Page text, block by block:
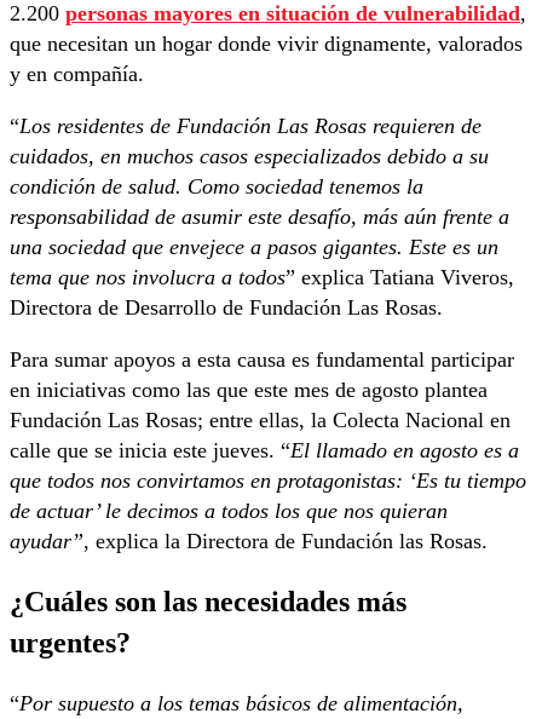
2.200 personas mayores en situación de vulnerabilidad,
que necesitan un hogar donde vivir dignamente, valorados
y en compañía.
“Los residentes de Fundación Las Rosas requieren de
cuidados, en muchos casos especializados debido a su
condición de salud. Como sociedad tenemos la
responsabilidad de asumir este desafío, más aún frente a
una sociedad que envejece a pasos gigantes. Este es un
tema que nos involucra a todos” explica Tatiana Viveros,
Directora de Desarrollo de Fundación Las Rosas.
Para sumar apoyos a esta causa es fundamental participar
en iniciativas como las que este mes de agosto plantea
Fundación Las Rosas; entre ellas, la Colecta Nacional en
calle que se inicia este jueves. “El llamado en agosto es a
que todos nos convirtamos en protagonistas: ‘Es tu tiempo
de actuar’ le decimos a todos los que nos quieran
ayudar”, explica la Directora de Fundación las Rosas.
¿Cuáles son las necesidades más
urgentes?
“Por supuesto a los temas básicos de alimentación,